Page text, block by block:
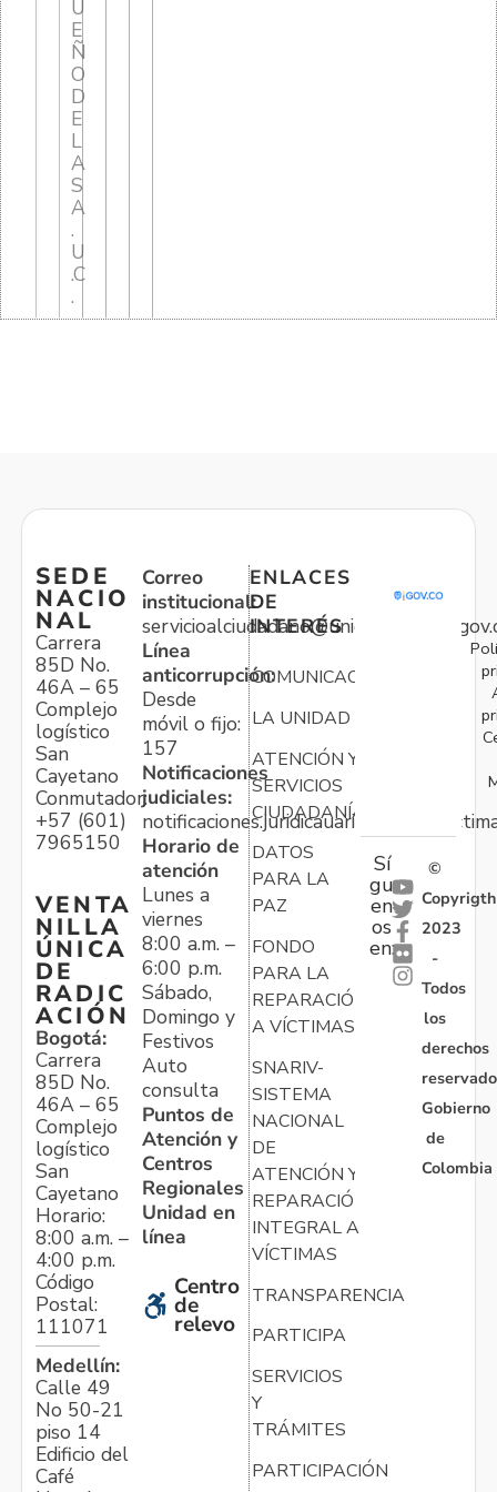
U
E
Ñ
O
D
E
L
A
S
A
.
U
.C
.
SEDE
NACIO
NAL
Carrera
85D No.
46A – 65
Complejo
logístico
San
Cayetano
Conmutador:
+57 (601)
7965150
VENTA
NILLA
ÚNICA
DE
RADIC
ACIÓN
Bogotá:
Carrera
85D No.
46A – 65
Complejo
logístico
San
Cayetano
Horario:
8:00 a.m. –
4:00 p.m.
Código
Postal:
111071
Medellín:
Calle 49
No 50-21
piso 14
Edificio del
Café
Correo
institucional:
Línea
anticorrupción:
Desde
móvil o fijo:
157
Notificaciones
judiciales:
Horario de
atención
Lunes a
viernes
8:00 a.m. –
6:00 p.m.
Sábado,
Domingo y
Festivos
Auto
consulta
Puntos de
Atención y
Centros
Regionales
Unidad en
línea
Centro
de
relevo
ENLACES
DE
INTERÉS
COMUNICACIONES
LA UNIDAD
ATENCIÓN Y
SERVICIOS
CIUDADANÍA
DATOS
PARA LA
PAZ
FONDO
PARA LA
REPARACIÓN
A VÍCTIMAS
SNARIV-
SISTEMA
NACIONAL
DE
ATENCIÓN Y
REPARACIÓN
INTEGRAL A
VÍCTIMAS
TRANSPARENCIA
PARTICIPA
SERVICIOS
Y
TRÁMITES
PARTICIPACIÓN
Sí
gu
en
os
en:
©
Copyrigth
2023
-
Todos
los
derechos
Gobierno
de
Colombia